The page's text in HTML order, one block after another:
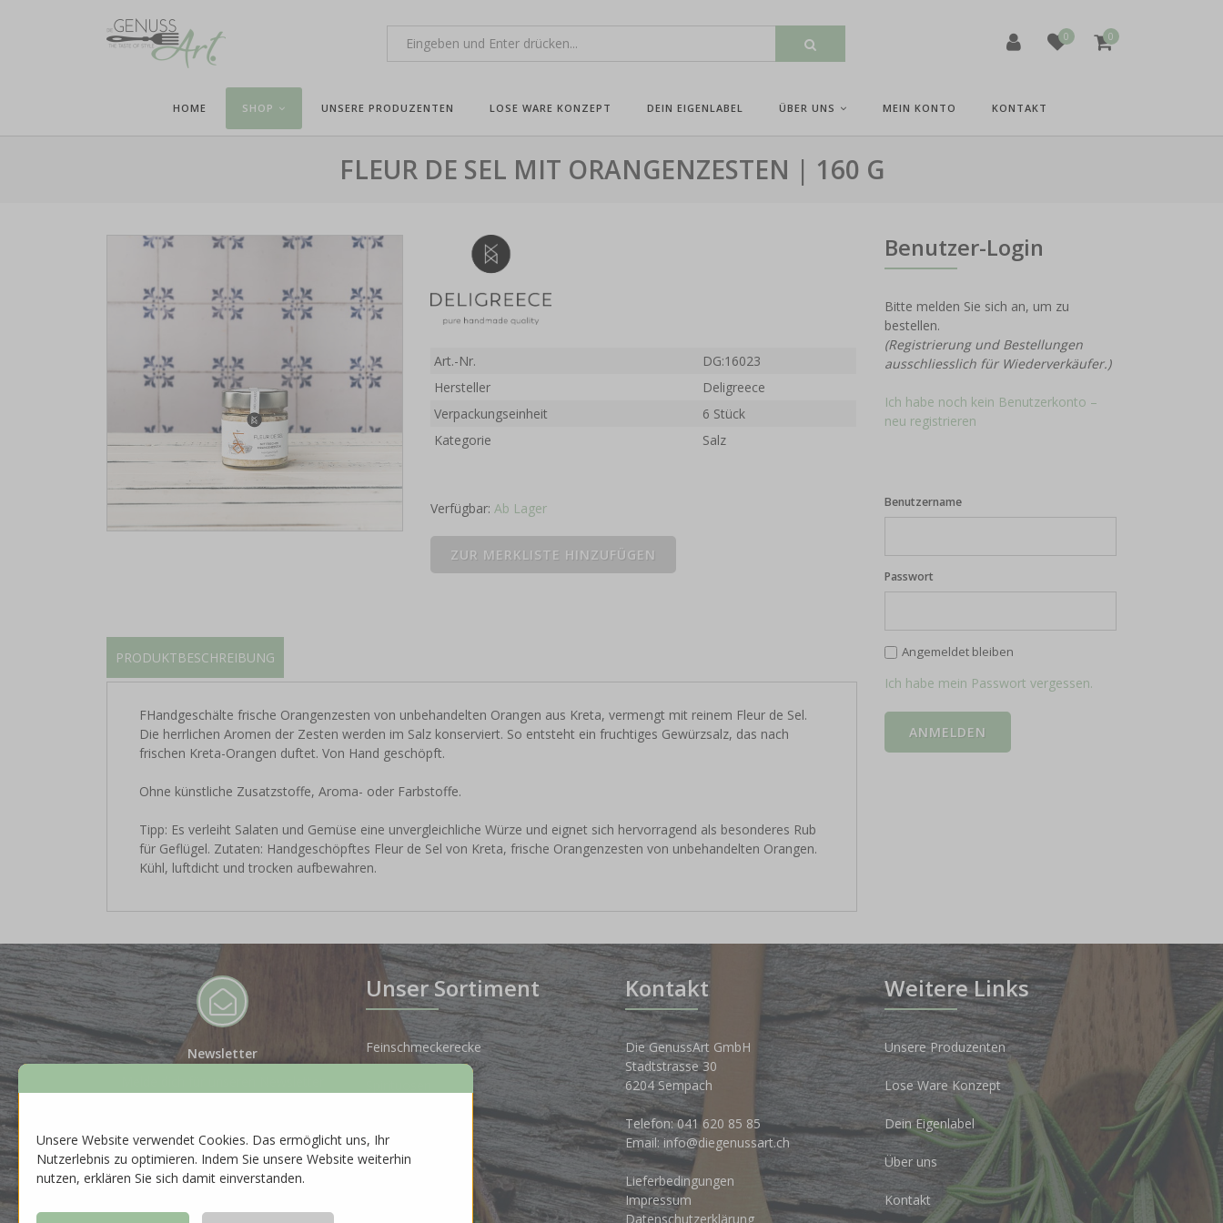
0 0
HOME SHOP UNSERE PRODUZENTEN LOSE WARE KONZEPT DEIN EIGENLABEL ÜBER UNS MEIN KONTO KONTAKT
FLEUR DE SEL MIT ORANGENZESTEN | 160 G
Art.-Nr.
DG:16023
Hersteller
Deligreece
Verpackungseinheit
6 Stück
Kategorie
Salz
Verfügbar:Ab Lager
PRODUKTBESCHREIBUNG
FHandgeschälte frische Orangenzesten von unbehandelten Orangen aus Kreta, vermengt mit reinem Fleur de Sel.
Die herrlichen Aromen der Zesten werden im Salz konserviert. So entsteht ein fruchtiges Gewürzsalz, das nach
frischen Kreta-Orangen duftet. Von Hand geschöpft.
Ohne künstliche Zusatzstoffe, Aroma- oder Farbstoffe.
Tipp: Es verleiht Salaten und Gemüse eine unvergleichliche Würze und eignet sich hervorragend als besonderes Rub
für Geflügel. Zutaten: Handgeschöpftes Fleur de Sel von Kreta, frische Orangenzesten von unbehandelten Orangen.
Kühl, luftdicht und trocken aufbewahren.
Benutzer-Login
Bitte melden Sie sich an, um zu
bestellen.
(Registrierung und Bestellungen
ausschliesslich für Wiederverkäufer.)
Ich habe noch kein Benutzerkonto –
neu registrieren
Benutzername
Passwort
Angemeldet bleiben
Ich habe mein Passwort vergessen.
Newsletter
ZUR ANMELDUNG
Unser Sortiment
Feinschmeckerecke
Neuheiten
Kontakt
Die GenussArt GmbH
Stadtstrasse 30
6204 Sempach
Telefon:041 620 85 85
Email: info@diegenussart.ch
Lieferbedingungen
Impressum
Datenschutzerklärung
Weitere Links
Unsere Produzenten
Lose Ware Konzept
Dein Eigenlabel
Über uns
Kontakt
Unsere Website verwendet Cookies. Das ermöglicht uns, Ihr
Nutzerlebnis zu optimieren. Indem Sie unsere Website weiterhin
nutzen, erklären Sie sich damit einverstanden.